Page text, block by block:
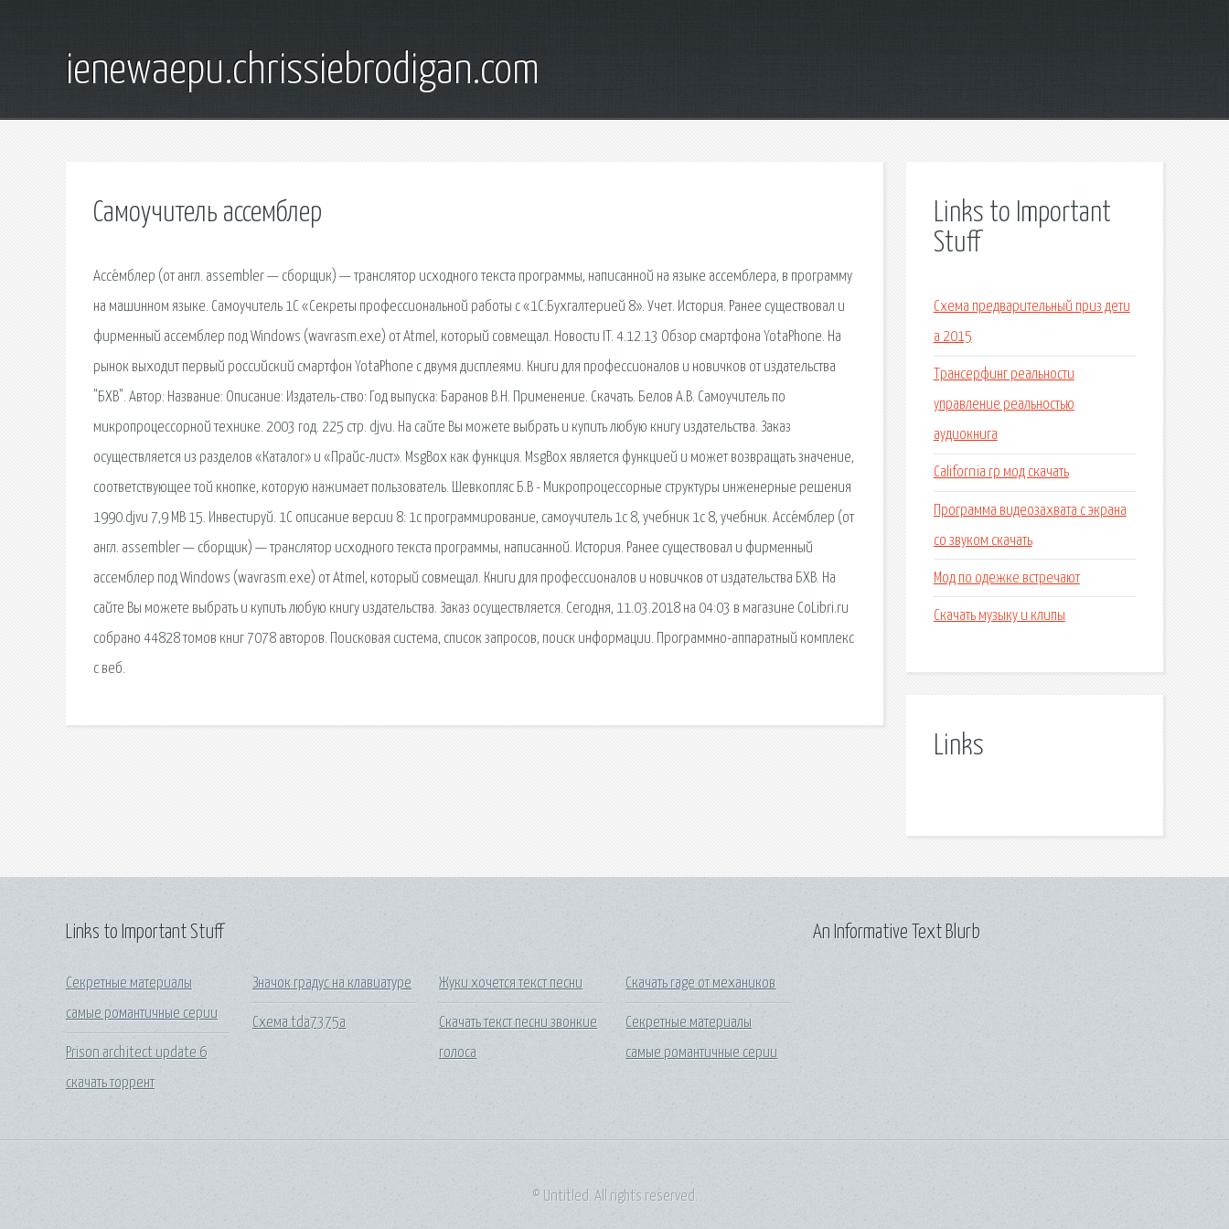
ienewaepu.chrissiebrodigan.com
Самоучитель ассемблер
Ассе́мблер (от англ. assembler — сборщик) — транслятор исходного текста программы, написанной на языке ассемблера, в программу
на машинном языке. Самоучитель 1С «Секреты профессиональной работы с «1С:Бухгалтерией 8». Учет. История. Ранее существовал и
фирменный ассемблер под Windows (wavrasm.exe) от Atmel, который совмещал. Новости IT. 4.12.13 Обзор смартфона YotaPhone. На
рынок выходит первый российский смартфон YotaPhone с двумя дисплеями. Книги для профессионалов и новичков от издательства
"БХВ". Автор: Название: Описание: Издатель-ство: Год выпуска: Баранов В.Н. Применение. Скачать. Белов А.В. Самоучитель по
микропроцессорной технике. 2003 год. 225 стр. djvu. На сайте Вы можете выбрать и купить любую книгу издательства. Заказ
осуществляется из разделов «Каталог» и «Прайс-лист». MsgBox как функция. MsgBox является функцией и может возвращать значение,
соответствующее той кнопке, которую нажимает пользователь. Шевкопляс Б.В - Микропроцессорные структуры инженерные решения
1990.djvu 7,9 MB 15. Инвестируй. 1С описание версии 8: 1с программирование, самоучитель 1с 8, учебник 1с 8, учебник. Ассе́мблер (от
англ. assembler — сборщик) — транслятор исходного текста программы, написанной. История. Ранее существовал и фирменный
ассемблер под Windows (wavrasm.exe) от Atmel, который совмещал. Книги для профессионалов и новичков от издательства БХВ. На
сайте Вы можете выбрать и купить любую книгу издательства. Заказ осуществляется. Сегодня, 11.03.2018 на 04:03 в магазине CoLibri.ru
собрано 44828 томов книг 7078 авторов. Поисковая сиcтема, список запросов, поиск информации. Программно-аппаратный комплекс
с веб.
Links to Important
Stuff
Схема предварительный приз дети
а 2015
Трансерфинг реальности
управление реальностью
аудиокнига
California rp мод скачать
Программа видеозахвата с экрана
со звуком скачать
Мод по одежке встречают
Скачать музыку и клипы
Links
Links to Important Stuff
Секретные материалы
самые романтичные серии
Prison architect update 6
скачать торрент
Значок градус на клавиатуре
Схема tda7375a
Жуки хочется текст песни
Скачать текст песни звонкие
голоса
Скачать rage от механиков
Секретные материалы
самые романтичные серии
An Informative Text Blurb
© Untitled. All rights reserved.